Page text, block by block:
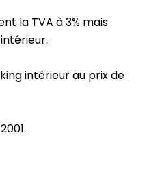
la TVA à 3% mais
intérieur au prix de